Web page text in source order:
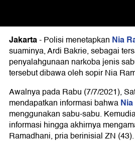
Jakarta-Polisi menetapkan Nia
suaminya, Ardi Bakrie, sebagai
penyalahgunaan narkoba jenis
tersebut dibawa oleh sopir Nia
Awalnya pada Rabu (7/7/2021),
mendapatkan informasi bahwa
menggunakan sabu-sabu.
informasi hingga akhirnya
Ramadhani, pria berinisial ZN (43).